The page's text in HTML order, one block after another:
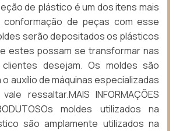
de plástico é um dos itens mais
conformação de peças com esse
serão depositados os plásticos
estes possam se transformar nas
desejam. Os moldes são
auxílio de máquinas especializadas
ressaltar.MAIS INFORMAÇÕES
moldes utilizados na
são amplamente utilizados na